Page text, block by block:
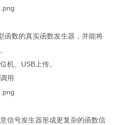
函数的真实函数发生器，并能将
机、 USB 上传。
用
信号发生器形成更复杂的函数信